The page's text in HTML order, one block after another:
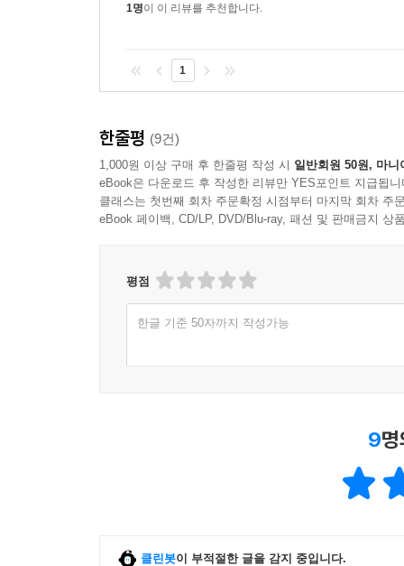
1명이 이 리뷰를 추천합니다.
1
한줄평 (9건)
1,000원 이상 구매 후 한줄평 작성 시 일반회원 50원, 마니
eBook은 다운로드 후 작성한 리뷰만 YES포인트 지급됩니
클래스는 첫번째 회차 주문확정 시점부터 마지막 회차 주
eBook 페이백, CD/LP, DVD/Blu-ray, 패션 및 판매금지 상
평점
한글 기준 50자까지 작성가능
9
클린봇이 부적절한 글을 감지 중입니다.